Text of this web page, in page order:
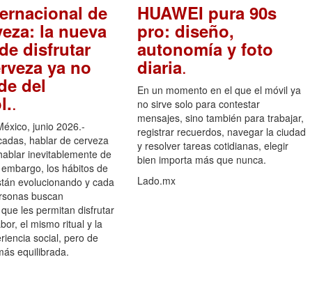
de
la nueva
disfrutar
ya no
del
.
junio 2026.-
hablar de cerveza
inevitablemente de
los hábitos de
evolucionando y cada
buscan
les permitan disfrutar
el mismo ritual y la
social, pero de
equilibrada.
HUAWEI pura 90s
pro: diseño,
autonomía y foto
diaria.
En un momento en el que el móvil ya
no sirve solo para contestar
mensajes, sino también para trabajar,
registrar recuerdos, navegar la ciudad
y resolver tareas cotidianas, elegir
bien importa más que nunca.
Lado.mx